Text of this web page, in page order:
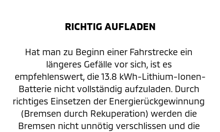
RICHTIG AUFLADEN
Hat man zu Beginn einer Fahrstrecke ein
längeres Gefälle vor sich, ist es
empfehlenswert, die 13.8 kWh-Lithium-Ionen-
Batterie nicht vollständig aufzuladen. Durch
richtiges Einsetzen der Energierückgewinnung
(Bremsen durch Rekuperation) werden die
Bremsen nicht unnötig verschlissen und die